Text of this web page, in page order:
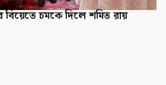
চমকে দিলে শমিত রায়